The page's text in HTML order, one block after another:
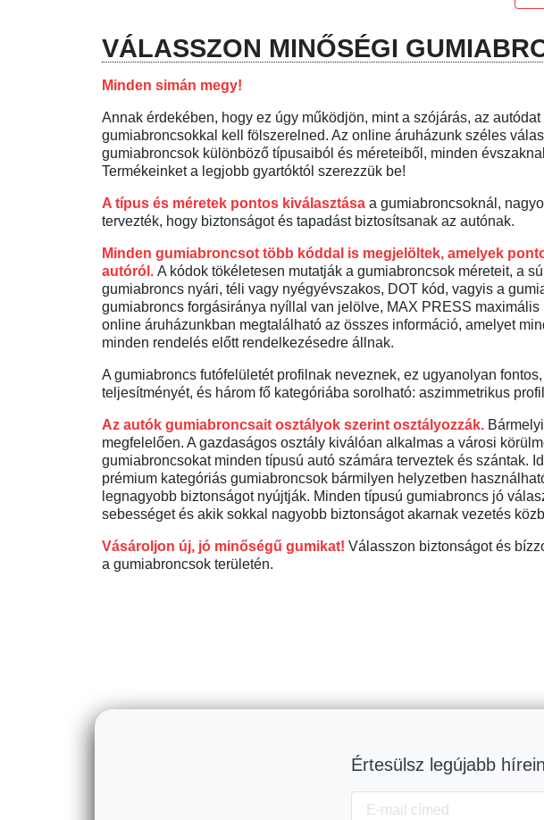
VÁLASSZON MINŐSÉGI
Minden simán megy!
Annak érdekében, hogy ez úgy működjön, mint a szójárás, az
gumiabroncsokkal kell fölszerelned. Az online áruházunk széles
gumiabroncsok különböző típusaiból és méreteiből, minden
Termékeinket a legjobb gyartóktól szerezzük be!
A típus és méretek pontos kiválasztása a gumiabroncsoknál,
tervezték, hogy biztonságot és tapadást biztosítsanak az autónak.
Minden gumiabroncsot több kóddal is megjelöltek, amelyek
autóról. A kódok tökéletesen mutatják a gumiabroncsok méreteit, a
gumiabroncs nyári, téli vagy nyégyévszakos, DOT kód, vagyis a
gumiabroncs forgásiránya nyíllal van jelölve, MAX PRESS maximális
online áruházunkban megtalálható az összes információ, amelyet
minden rendelés előtt rendelkezésedre állnak.
A gumiabroncs futófelületét profilnak neveznek, ez ugyanolyan
teljesítményét, és három fő kategóriába sorolható: aszimmetrikus
Az autók gumiabroncsait osztályok szerint osztályozzák.
megfelelően. A gazdaságos osztály kiválóan alkalmas a városi
gumiabroncsokat minden típusú autó számára terveztek és szántak.
prémium kategóriás gumiabroncsok bármilyen helyzetben
legnagyobb biztonságot nyújtják. Minden típusú gumiabroncs jó
sebességet és akik sokkal nagyobb biztonságot akarnak vezetés
Vásároljon új, jó minőségű gumikat! Válasszon biztonságot és
a gumiabroncsok területén.
Értesülsz legújabb